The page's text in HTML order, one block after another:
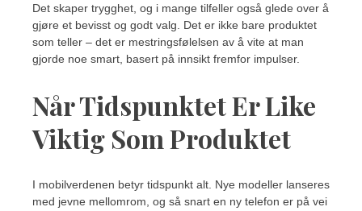
Det skaper trygghet, og i mange tilfeller også glede over å
gjøre et bevisst og godt valg. Det er ikke bare produktet
som teller – det er mestringsfølelsen av å vite at man
gjorde noe smart, basert på innsikt fremfor impulser.
Når Tidspunktet Er Like
Viktig Som Produktet
I mobilverdenen betyr tidspunkt alt. Nye modeller lanseres
med jevne mellomrom, og så snart en ny telefon er på vei